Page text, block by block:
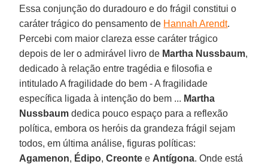
Essa conjunção do duradouro e do frágil constitui o
caráter trágico do pensamento de Hannah Arendt.
Percebi com maior clareza esse caráter trágico
depois de ler o admirável livro de Martha Nussbaum,
dedicado à relação entre tragédia e filosofia e
intitulado A fragilidade do bem - A fragilidade
específica ligada à intenção do bem ... Martha
Nussbaum dedica pouco espaço para a reflexão
política, embora os heróis da grandeza frágil sejam
todos, em última análise, figuras políticas:
Agamenon, Édipo,Creonte e Antígona. Onde está